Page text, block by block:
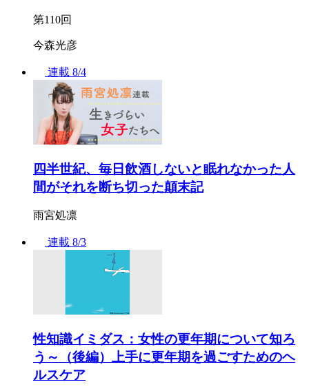
第110回
今森光彦
連載 8/4
四半世紀、毎日飲酒しないと眠れなかった人
間がそれを断ち切った顛末記
雨宮処凛
連載 8/3
性知識イミダス：女性の更年期について知ろ
う～（後編）上手に更年期を過ごすためのヘ
ルスケア